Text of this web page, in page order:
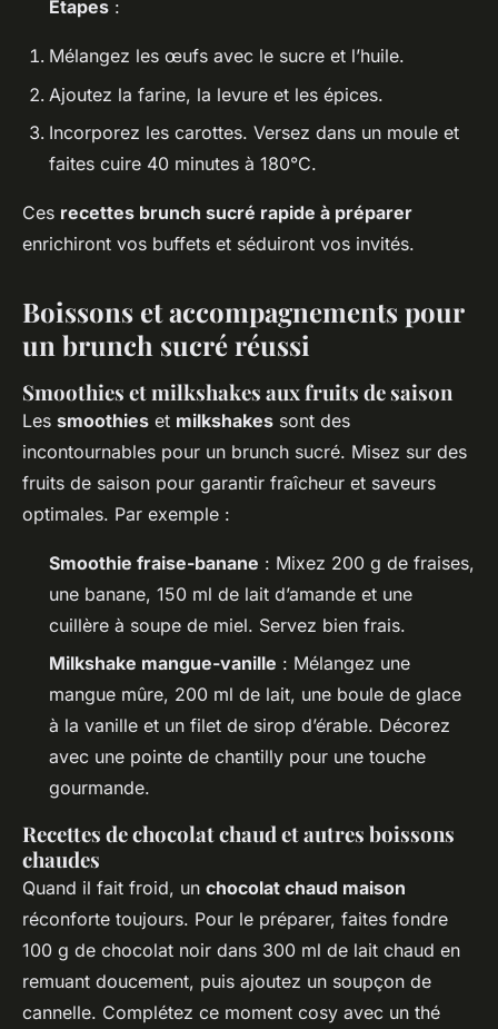
Étapes :
Mélangez les œufs avec le sucre et l’huile.
Ajoutez la farine, la levure et les épices.
Incorporez les carottes. Versez dans un moule et
faites cuire 40 minutes à 180°C.
Ces recettes brunch sucré rapide à préparer
enrichiront vos buffets et séduiront vos invités.
Boissons et accompagnements pour
un brunch sucré réussi
Smoothies et milkshakes aux fruits de saison
Les smoothies et milkshakes sont des
incontournables pour un brunch sucré. Misez sur des
fruits de saison pour garantir fraîcheur et saveurs
optimales. Par exemple :
Smoothie fraise-banane : Mixez 200 g de fraises,
une banane, 150 ml de lait d’amande et une
cuillère à soupe de miel. Servez bien frais.
Milkshake mangue-vanille : Mélangez une
mangue mûre, 200 ml de lait, une boule de glace
à la vanille et un filet de sirop d’érable. Décorez
avec une pointe de chantilly pour une touche
gourmande.
Recettes de chocolat chaud et autres boissons
chaudes
Quand il fait froid, un chocolat chaud maison
réconforte toujours. Pour le préparer, faites fondre
100 g de chocolat noir dans 300 ml de lait chaud en
remuant doucement, puis ajoutez un soupçon de
cannelle. Complétez ce moment cosy avec un thé